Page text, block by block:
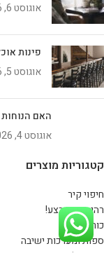
אוגוסט 6, 2026
פינות
אוגוסט 5, 2026
האם
אוגוסט 4, 2026
קטגוריות מוצרים
חיפוי קיר
רהיטים במבצע!
כורסאות
ספות ומערכות ישיבה
שידות לחדר שינה